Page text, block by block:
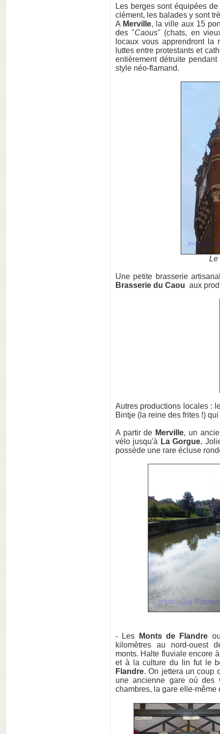
Les berges sont équipées
clément, les balades y sont
A Merville, la ville aux 15
des "Caous" (chats, en
locaux vous apprendront la
luttes entre protestants et
entièrement détruite
style néo-flamand.
Le
Une petite brasserie
Brasserie du Caou aux
Autres productions locales :
Bintje (la reine des frites !)
A partir de Merville, un
vélo jusqu'à La Gorgue.
possède une rare écluse
- Les Monts de Flandre
kilomètres au nord-ouest
monts. Halte fluviale encore
et à la culture du lin fut le
Flandre. On jettera un coup
une ancienne gare où des
chambres, la gare elle-même